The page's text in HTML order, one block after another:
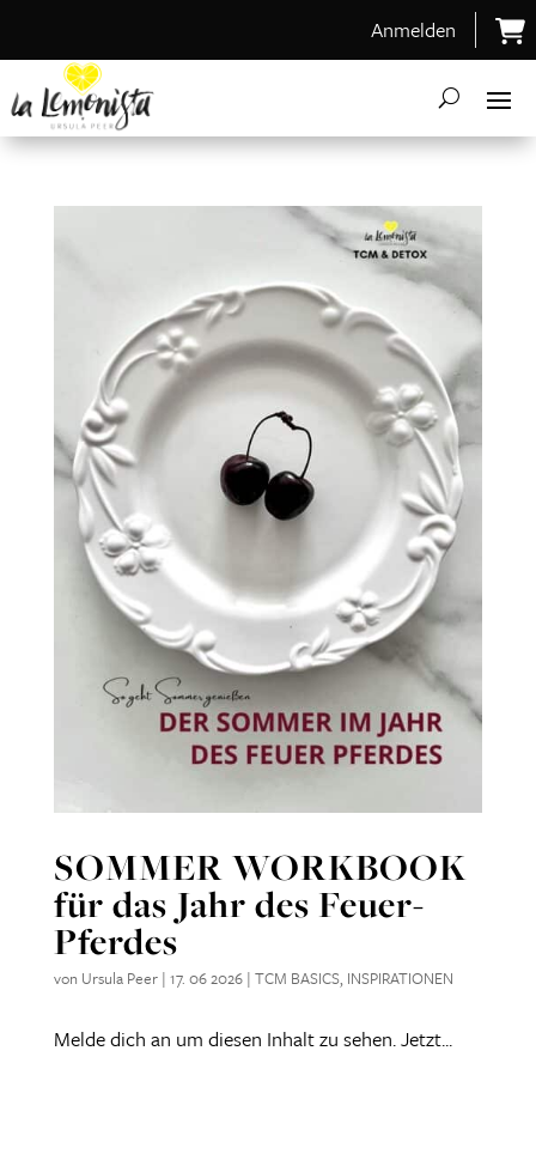
Anmelden
SOMMER WORKBOOK
für das Jahr des Feuer-
Pferdes
von Ursula Peer| 17. 06 2026| TCM BASICS, INSPIRATIONEN
Melde dich an um diesen Inhalt zu sehen. Jetzt...